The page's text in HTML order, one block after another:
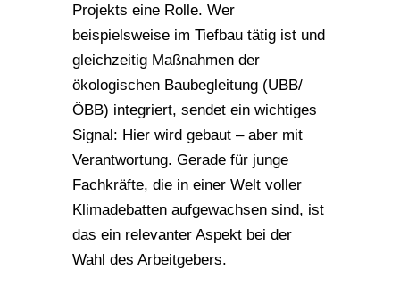
Projekts eine Rolle. Wer
beispielsweise im Tiefbau tätig ist und
gleichzeitig Maßnahmen der
ökologischen Baubegleitung (UBB/
ÖBB) integriert, sendet ein wichtiges
Signal: Hier wird gebaut – aber mit
Verantwortung. Gerade für junge
Fachkräfte, die in einer Welt voller
Klimadebatten aufgewachsen sind, ist
das ein relevanter Aspekt bei der
Wahl des Arbeitgebers.